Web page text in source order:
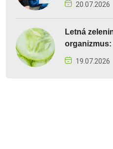
20.07.2026
Letná
19.07.2026